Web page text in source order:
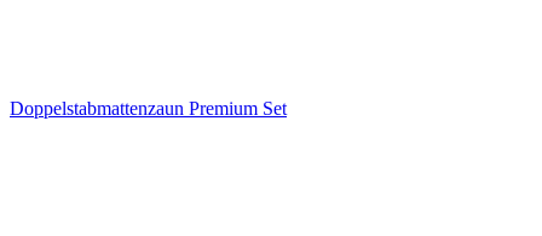
Doppelstabmattenzaun Premium Set